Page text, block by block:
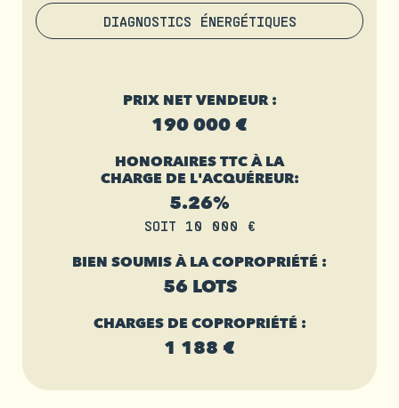
DIAGNOSTICS ÉNERGÉTIQUES
PRIX NET VENDEUR :
190 000 €
HONORAIRES TTC À LA
CHARGE DE L'ACQUÉREUR:
5.26%
SOIT 10 000 €
BIEN SOUMIS À LA COPROPRIÉTÉ :
56 LOTS
CHARGES DE COPROPRIÉTÉ :
1 188 €